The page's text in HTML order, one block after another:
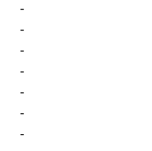
-
-
-
-
-
-
-